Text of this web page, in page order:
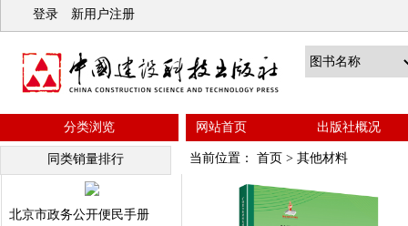
登录 新用户注册
分类浏览 网站首页 出版社概况
同类销量排行
北京市政务公开便民手册
当前位置： 首页 > 其他材料